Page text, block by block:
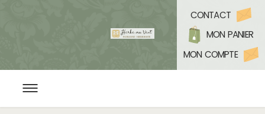
CONTACT
MON PANIER
MON COMPTE